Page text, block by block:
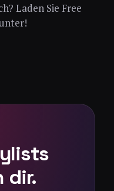
Laden Sie Free
dir.